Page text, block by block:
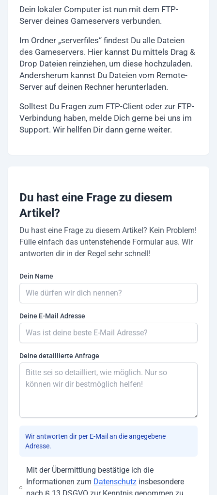
Dein lokaler Computer ist nun mit dem FTP-
Server deines Gameservers verbunden.
Im Ordner „serverfiles“ findest Du alle Dateien
des Gameservers. Hier kannst Du mittels Drag &
Drop Dateien reinziehen, um diese hochzuladen.
Andersherum kannst Du Dateien vom Remote-
Server auf deinen Rechner herunterladen.
Solltest Du Fragen zum FTP-Client oder zur FTP-
Verbindung haben, melde Dich gerne bei uns im
Support. Wir hellfen Dir dann gerne weiter.
Du hast eine Frage zu diesem
Artikel?
Du hast eine Frage zu diesem Artikel? Kein Problem!
Fülle einfach das untenstehende Formular aus. Wir
antworten dir in der Regel sehr schnell!
Dein Name
Deine E-Mail Adresse
Deine detaillierte Anfrage
Wir antworten dir per E-Mail an die angegebene
Adresse.
Mit der Übermittlung bestätige ich die
Informationen zum Datenschutzinsbesondere